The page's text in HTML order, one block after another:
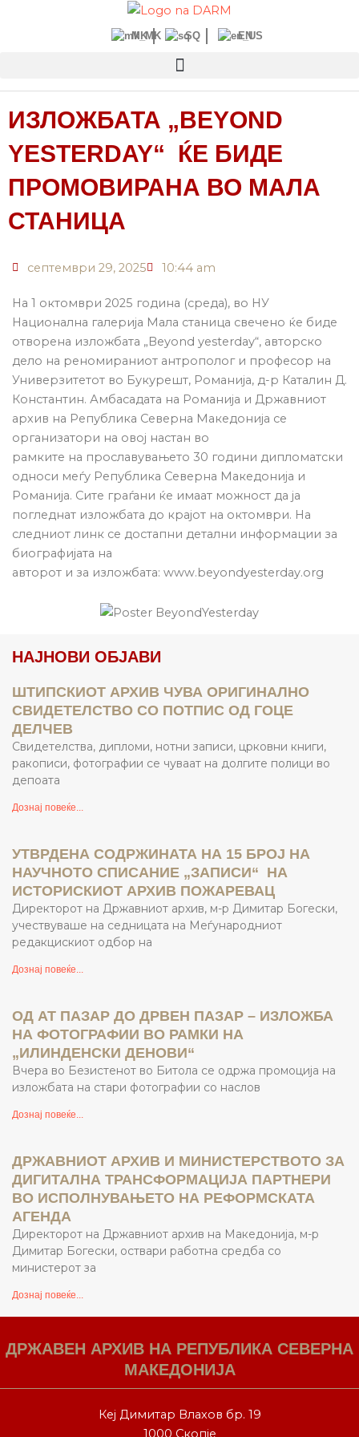
MK SQ EN
ИЗЛОЖБАТА „BEYOND
YESTERDAY“ ЌЕ БИДЕ
ПРОМОВИРАНА ВО МАЛА
СТАНИЦА
септември 29, 2025 10:44 am
На 1 октомври 2025 година (среда), во НУ
Национална галерија Мала станица свечено ќе биде
отворена изложбата „Beyond yesterday“, авторско
дело на реномираниот антрополог и професор на
Универзитетот во Букурешт, Романија, д-р Каталин Д.
Константин. Амбасадата на Романија и Државниот
архив на Република Северна Македонија се
организатори на овој настан во
рамките на прославувањето 30 години дипломатски
односи меѓу Република Северна Македонија и
Романија. Сите граѓани ќе имаат можност да ја
погледнат изложбата до крајот на октомври. На
следниот линк се достапни детални информации за
биографијата на
авторот и за изложбата: www.beyondyesterday.org
НАЈНОВИ ОБЈАВИ
ШТИПСКИОТ АРХИВ ЧУВА ОРИГИНАЛНО
СВИДЕТЕЛСТВО СО ПОТПИС ОД ГОЦЕ
ДЕЛЧЕВ
Свидетелства, дипломи, нотни записи, црковни книги,
ракописи, фотографии се чуваат на долгите полици во
депоата
Дознај повеќе...
УТВРДЕНА СОДРЖИНАТА НА 15 БРОЈ НА
НАУЧНОТО СПИСАНИЕ „ЗАПИСИ“ НА
ИСТОРИСКИОТ АРХИВ ПОЖАРЕВАЦ
Директорот на Државниот архив, м-р Димитар Богески,
учествуваше на седницата на Меѓународниот
редакцискиот одбор на
Дознај повеќе...
ОД АТ ПАЗАР ДО ДРВЕН ПАЗАР – ИЗЛОЖБА
НА ФОТОГРАФИИ ВО РАМКИ НА
„ИЛИНДЕНСКИ ДЕНОВИ“
Вчера во Безистенот во Битола се одржа промоција на
изложбата на стари фотографии со наслов
Дознај повеќе...
ДРЖАВНИОТ АРХИВ И МИНИСТЕРСТВОТО ЗА
ДИГИТАЛНА ТРАНСФОРМАЦИЈА ПАРТНЕРИ
ВО ИСПОЛНУВАЊЕТО НА РЕФОРМСКАТА
АГЕНДА
Директорот на Државниот архив на Македонија, м-р
Димитар Богески, оствари работна средба со
министерот за
Дознај повеќе...
ДРЖАВЕН АРХИВ НА РЕПУБЛИКА СЕВЕРНА
МАКЕДОНИЈА
Кеј Димитар Влахов бр. 19
1000 Скопје